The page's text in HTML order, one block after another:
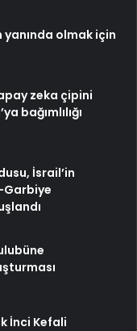
yanında olmak için
zeka çipini
bağımlılığı
İsrail’in
Garbiye
İnci Kefali